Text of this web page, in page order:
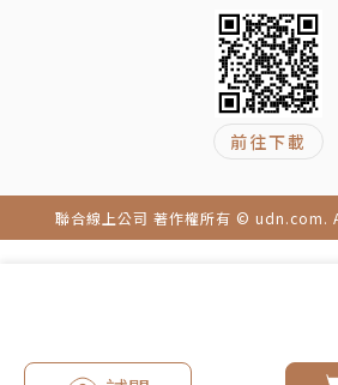
前往下載
聯合線上公司 著作權所有 © udn.com.